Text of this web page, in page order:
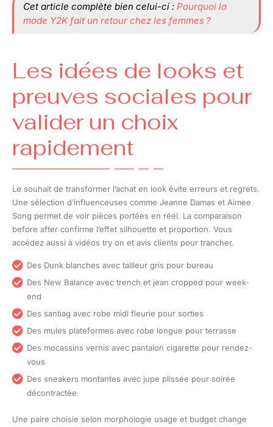
Cet article complète bien celui-ci : Pourquoi la
mode Y2K fait un retour chez les femmes ?
Les idées de looks et
preuves sociales pour
valider un choix
rapidement
Le souhait de transformer l’achat en look évite erreurs et regrets.
Une sélection d’influenceuses comme Jeanne Damas et Aimee
Song permet de voir pièces portées en réel. La comparaison
before after confirme l’effet silhouette et proportion. Vous
accédez aussi à vidéos try on et avis clients pour trancher.
Des Dunk blanches avec tailleur gris pour bureau
Des New Balance avec trench et jean cropped pour week-
end
Des santiag avec robe midi fleurie pour sorties
Des mules plateformes avec robe longue pour terrasse
Des mocassins vernis avec pantalon cigarette pour rendez-
vous
Des sneakers montantes avec jupe plissée pour soirée
décontractée
Une paire choisie selon morphologie usage et budget change